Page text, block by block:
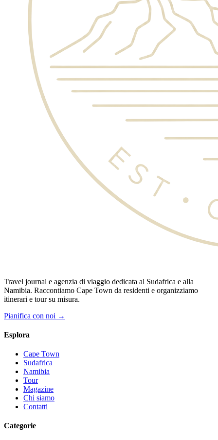
Travel journal e agenzia di viaggio dedicata al Sudafrica e alla
Namibia. Raccontiamo Cape Town da residenti e organizziamo
itinerari e tour su misura.
Pianifica con noi →
Esplora
Cape Town
Sudafrica
Namibia
Tour
Magazine
Chi siamo
Contatti
Categorie